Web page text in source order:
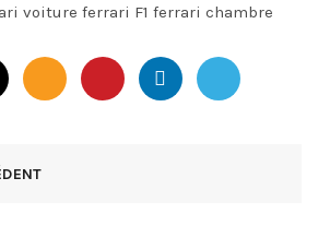
voiture ferrari F1 ferrari chambre